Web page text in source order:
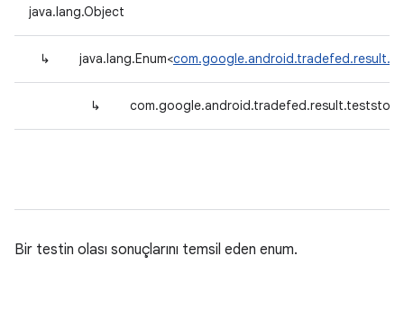
java.lang.Object
↳ java.lang.Enum<
↳
Bir testin olası sonuçlarını temsil eden enum.